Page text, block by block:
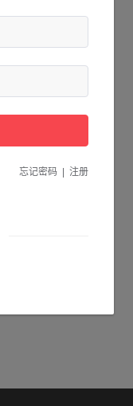
钮返回首页。
忘记密码 注册